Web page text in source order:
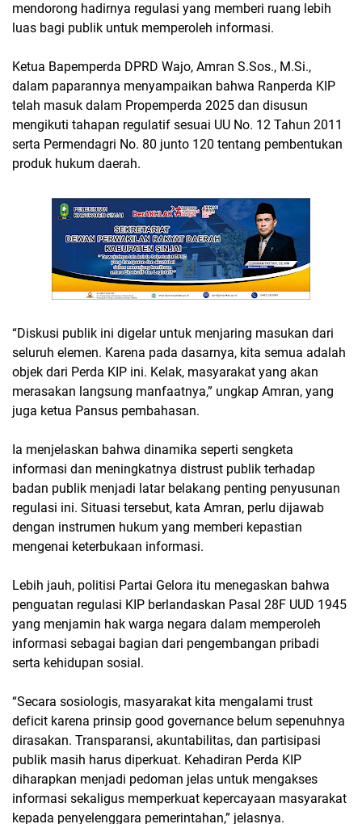
mendorong hadirnya regulasi yang memberi ruang lebih
luas bagi publik untuk memperoleh informasi.
Ketua Bapemperda DPRD Wajo, Amran S.Sos., M.Si.,
dalam paparannya menyampaikan bahwa Ranperda KIP
telah masuk dalam Propemperda 2025 dan disusun
mengikuti tahapan regulatif sesuai UU No. 12 Tahun 2011
serta Permendagri No. 80 junto 120 tentang pembentukan
produk hukum daerah.
“Diskusi publik ini digelar untuk menjaring masukan dari
seluruh elemen. Karena pada dasarnya, kita semua adalah
objek dari Perda KIP ini. Kelak, masyarakat yang akan
merasakan langsung manfaatnya,” ungkap Amran, yang
juga ketua Pansus pembahasan.
Ia menjelaskan bahwa dinamika seperti sengketa
informasi dan meningkatnya distrust publik terhadap
badan publik menjadi latar belakang penting penyusunan
regulasi ini. Situasi tersebut, kata Amran, perlu dijawab
dengan instrumen hukum yang memberi kepastian
mengenai keterbukaan informasi.
Lebih jauh, politisi Partai Gelora itu menegaskan bahwa
penguatan regulasi KIP berlandaskan Pasal 28F UUD 1945
yang menjamin hak warga negara dalam memperoleh
informasi sebagai bagian dari pengembangan pribadi
serta kehidupan sosial.
“Secara sosiologis, masyarakat kita mengalami trust
deficit karena prinsip good governance belum sepenuhnya
dirasakan. Transparansi, akuntabilitas, dan partisipasi
publik masih harus diperkuat. Kehadiran Perda KIP
diharapkan menjadi pedoman jelas untuk mengakses
informasi sekaligus memperkuat kepercayaan masyarakat
kepada penyelenggara pemerintahan,” jelasnya.